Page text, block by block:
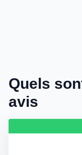
Quels
avis